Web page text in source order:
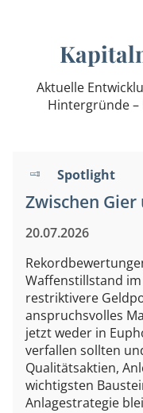
Aktuelle
Hintergründe
Spotlight
Zwischen
20.07.2026
Waffenstillstand
restriktivere
anspruchsvolles
jetzt weder in
verfallen sollten
Qualitätsaktien,
wichtigsten
Anlagestrategie